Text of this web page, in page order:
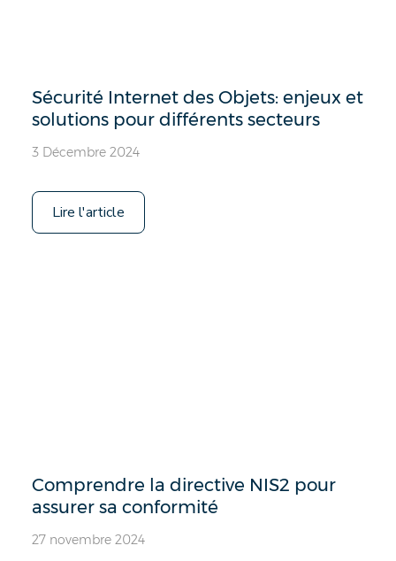
Sécurité Internet des Objets: enjeux et
solutions pour différents secteurs
3 Décembre 2024
Lire l'article
Comprendre la directive NIS2 pour
assurer sa conformité
27 novembre 2024